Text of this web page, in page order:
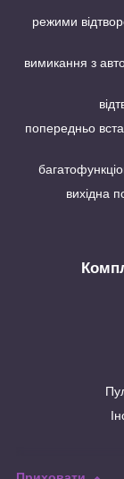
режими
вимикання з
попередньо
вихідна